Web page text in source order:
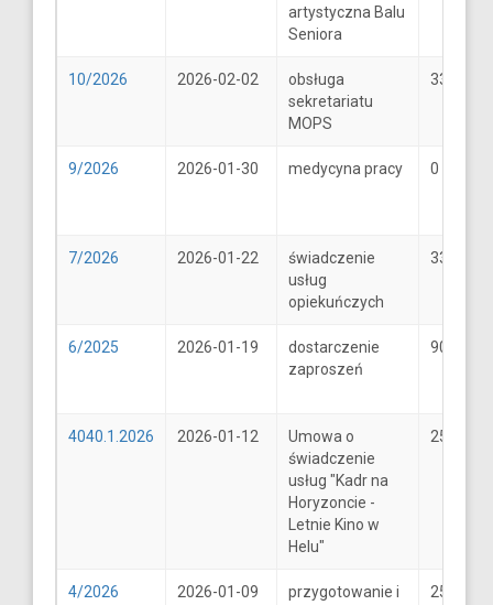
artystyczna Balu
Seniora
10/2026 2026-02-02
obsługa
sekretariatu
MOPS
33
9/2026 2026-01-30 medycyna pracy 0
7/2026 2026-01-22
świadczenie
usług
opiekuńczych
33
6/2025 2026-01-19
dostarczenie
zaproszeń
900
4040.1.2026 2026-01-12
Umowa o
świadczenie
usług "Kadr na
Horyzoncie -
Letnie Kino w
Helu"
25600
4/2026 2026-01-09
przygotowanie i
25